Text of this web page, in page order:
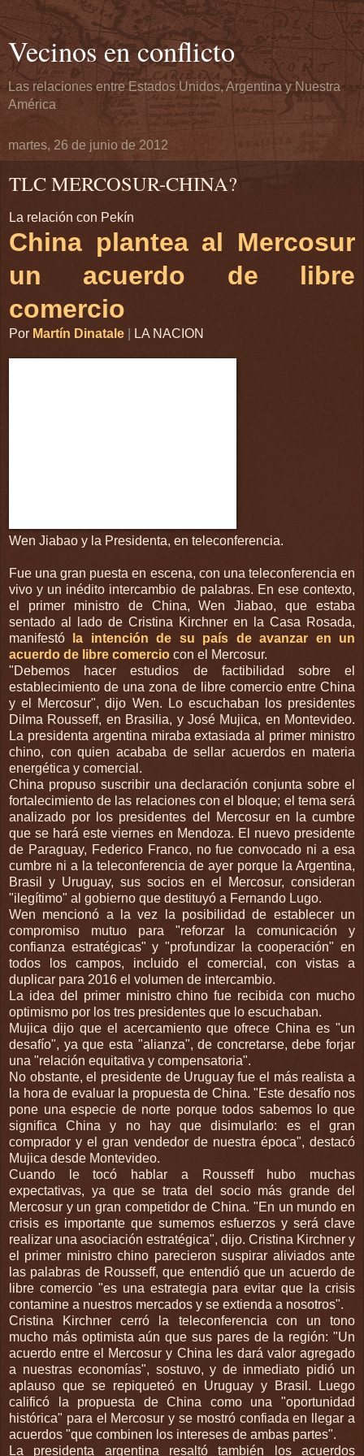
Vecinos en conflicto
Las relaciones entre Estados Unidos, Argentina y Nuestra
América
martes, 26 de junio de 2012
TLC MERCOSUR-CHINA?
La relación con Pekín
China plantea al Mercosur
un acuerdo de libre
comercio
Por Martín Dinatale LA NACION
Wen Jiabao y la Presidenta, en teleconferencia.
Fue una gran puesta en escena, con una teleconferencia en
vivo y un inédito intercambio de palabras. En ese contexto,
el primer ministro de China, Wen Jiabao, que estaba
sentado al lado de Cristina Kirchner en la Casa Rosada,
manifestó
la intención de su país de avanzar en un
acuerdo de libre comercio con el Mercosur.
"Debemos hacer estudios de factibilidad sobre el
establecimiento de una zona de libre comercio entre China
y el Mercosur", dijo Wen. Lo escuchaban los presidentes
Dilma Rousseff, en Brasilia, y José Mujica, en Montevideo.
La presidenta argentina miraba extasiada al primer ministro
chino, con quien acababa de sellar acuerdos en materia
energética y comercial.
China propuso suscribir una declaración conjunta sobre el
fortalecimiento de las relaciones con el bloque; el tema será
analizado por los presidentes del Mercosur en la cumbre
que se hará este viernes en Mendoza. El nuevo presidente
de Paraguay, Federico Franco, no fue convocado ni a esa
cumbre ni a la teleconferencia de ayer porque la Argentina,
Brasil y Uruguay, sus socios en el Mercosur, consideran
"ilegítimo" al gobierno que destituyó a Fernando Lugo.
Wen mencionó a la vez la posibilidad de establecer un
compromiso mutuo para "reforzar la comunicación y
confianza estratégicas" y "profundizar la cooperación" en
todos los campos, incluido el comercial, con vistas a
duplicar para 2016 el volumen de intercambio.
La idea del primer ministro chino fue recibida con mucho
optimismo por los tres presidentes que lo escuchaban.
Mujica dijo que el acercamiento que ofrece China es "un
desafío", ya que esta "alianza", de concretarse, debe forjar
una "relación equitativa y compensatoria".
No obstante, el presidente de Uruguay fue el más realista a
la hora de evaluar la propuesta de China. "Este desafío nos
pone una especie de norte porque todos sabemos lo que
significa China y no hay que disimularlo: es el gran
comprador y el gran vendedor de nuestra época", destacó
Mujica desde Montevideo.
Cuando le tocó hablar a Rousseff hubo muchas
expectativas, ya que se trata del socio más grande del
Mercosur y un gran competidor de China. "En un mundo en
crisis es importante que sumemos esfuerzos y será clave
realizar una asociación estratégica", dijo. Cristina Kirchner y
el primer ministro chino parecieron suspirar aliviados ante
las palabras de Rousseff, que entendió que un acuerdo de
libre comercio "es una estrategia para evitar que la crisis
contamine a nuestros mercados y se extienda a nosotros".
Cristina Kirchner cerró la teleconferencia con un tono
mucho más optimista aún que sus pares de la región: "Un
acuerdo entre el Mercosur y China les dará valor agregado
a nuestras economías", sostuvo, y de inmediato pidió un
aplauso que se repiqueteó en Uruguay y Brasil. Luego
calificó la propuesta de China como una "oportunidad
histórica" para el Mercosur y se mostró confiada en llegar a
acuerdos "que combinen los intereses de ambas partes".
La presidenta argentina resaltó también los acuerdos